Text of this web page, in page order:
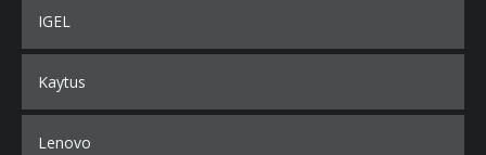
IGEL
Kaytus
Lenovo